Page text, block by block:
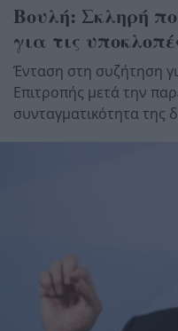
Βουλή: Σκληρή
για τις
Ένταση στη συζήτηση
Επιτροπής μετά την
συνταγματικότητα της